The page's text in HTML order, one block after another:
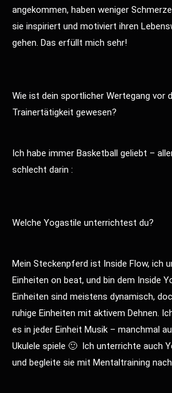
angekommen, haben weniger
sie inspiriert und motiviert ihren
gehen. Das erfüllt mich sehr!
Wie ist dein sportlicher Wertegang vor
Trainertätigkeit gewesen?
Ich habe immer Basketball geliebt –
schlecht darin :
Welche Yogastile unterrichtest du?
Mein Steckenpferd ist Inside Flow, ich
Einheiten on beat, und bin dem Inside
Einheiten sind meistens dynamisch,
ruhige Einheiten mit aktivem Dehnen.
es in jeder Einheit Musik – manchmal
Ukulele spiele 🙂 Ich unterrichte auch
und begleite sie mit Mentaltraining